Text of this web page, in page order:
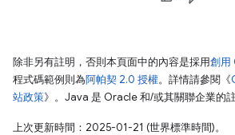
除非另有註明，否則本頁面中的內容是採用創用
程式碼範例則為阿帕契 2.0 授權。詳情請參閱《
站政策》。Java 是 Oracle 和/或其關聯企業的註
上次更新時間：2025-01-21 (世界標準時間)。